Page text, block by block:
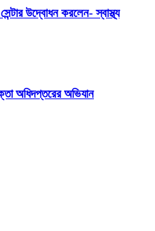
উদ্বোধন করলেন- স্বাস্থ্য
অধিদপ্তরের অভিযান